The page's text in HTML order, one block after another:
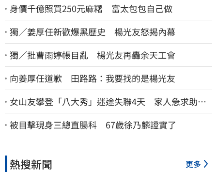
身價千億照買250元麻糬 富太包包自己做
獨／姜厚任新歡爆黑歷史 楊光友怒揭內幕
獨／批曹雨婷帳目亂 楊光友再轟余天工會
向姜厚任道歉 田路路：我要找的是楊光友
女山友攀登「八大秀」迷途失聯4天 家人急求助：
剩我媽還沒找到
被目擊現身三總直腸科 67歲徐乃麟證實了
熱搜新聞 更多